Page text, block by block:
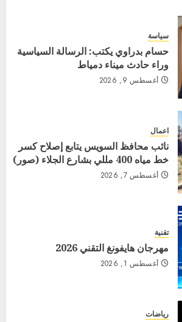
سياسة
حسام بدراوي يكتب: الرسالة السياسية
وراء حادث ميناء دمياط
أغسطس 9, 2026
اعمال
نائب محافظ السويس يتابع إصلاح كسر
خط مياه 400 مللي بشارع الجلاء (صور)
أغسطس 7, 2026
تقنية
مهرجان هايفونغ التقني 2026
أغسطس 1, 2026
رياضات